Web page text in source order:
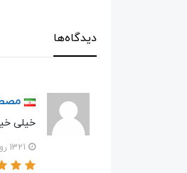
دیدگاه‌ها
خیلی